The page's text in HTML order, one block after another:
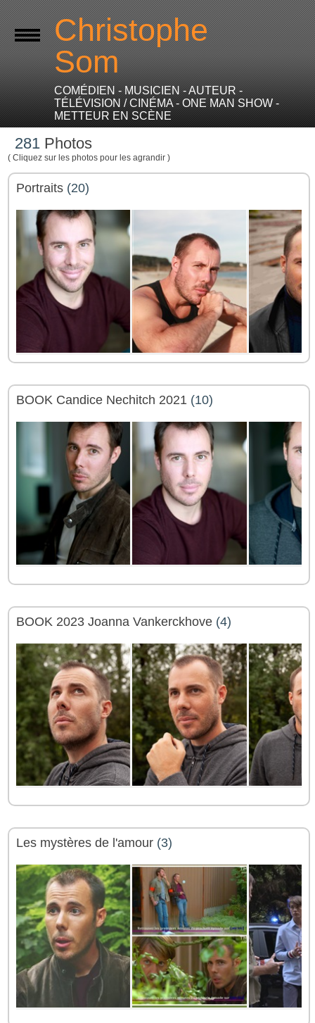
Christophe
Som
COMÉDIEN - MUSICIEN - AUTEUR -
TÉLÉVISION / CINÉMA - ONE MAN SHOW -
METTEUR EN SCÈNE
281 Photos
( Cliquez sur les photos pour les agrandir )
Portraits (20)
BOOK Candice Nechitch 2021 (10)
BOOK 2023 Joanna Vankerckhove (4)
Les mystères de l'amour (3)